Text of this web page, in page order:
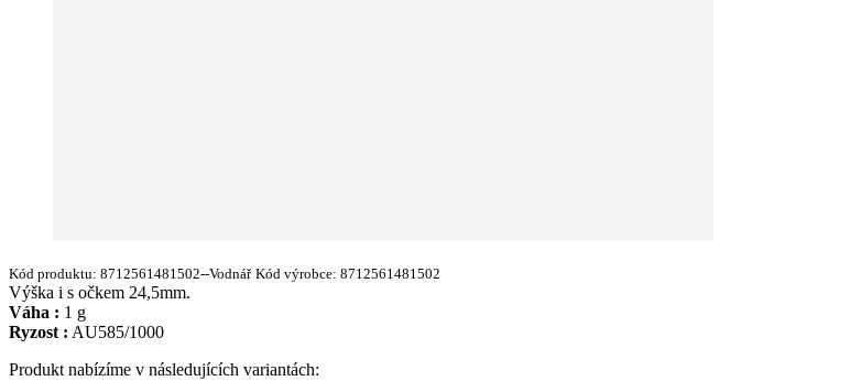
Kód produktu: 8712561481502--Vodnář Kód výrobce: 8712561481502
Výška i s očkem 24,5mm.
Váha : 1 g
Ryzost : AU585/1000
Produkt nabízíme v následujících variantách: